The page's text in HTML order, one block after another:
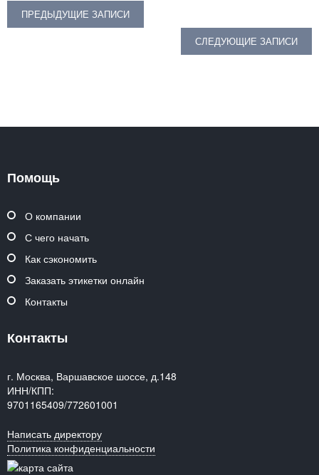
Навигация
по
ПРЕДЫДУЩИЕ ЗАПИСИ
СЛЕДУЮЩИЕ ЗАПИСИ
Помощь
О компании
С чего начать
Как сэкономить
Заказать этикетки онлайн
Контакты
Контакты
г. Москва, Варшавское шоссе, д.148
ИНН/КПП:
9701165409/772601001
Написать директору
Политика конфиденциальности